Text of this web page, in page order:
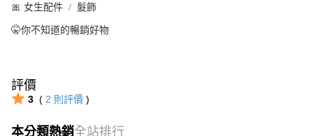
🎀 女生配件 髮飾
🤫你不知道的暢銷好物
評價
3 ( 2 則評價 )
本分類熱銷全站排行